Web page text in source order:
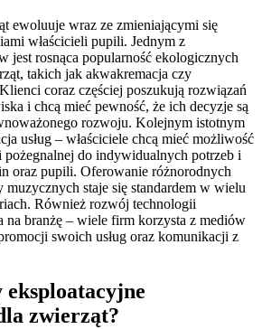
ewoluuje wraz ze zmieniającymi się
właścicieli pupili. Jednym z
jest rosnąca popularność ekologicznych
takich jak akwakremacja czy
coraz częściej poszukują rozwiązań
i chcą mieć pewność, że ich decyzje są
rozwoju. Kolejnym istotnym
usług – właściciele chcą mieć możliwość
pożegnalnej do indywidualnych potrzeb i
oraz pupili. Oferowanie różnorodnych
staje się standardem w wielu
Również rozwój technologii
na branżę – wiele firm korzysta z mediów
swoich usług oraz komunikacji z
eksploatacyjne
zwierząt?